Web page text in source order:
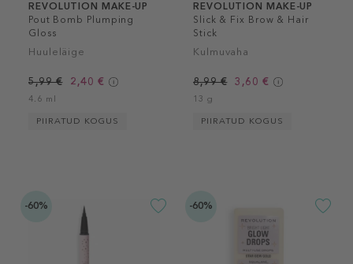
REVOLUTION MAKE-UP
Pout Bomb Plumping
Gloss
Huuleläige
5,99 € 2,40 €
4.6 ml
PIIRATUD KOGUS
REVOLUTION MAKE-UP
Slick & Fix Brow & Hair
Stick
Kulmuvaha
8,99 € 3,60 €
13 g
PIIRATUD KOGUS
-60% -60%